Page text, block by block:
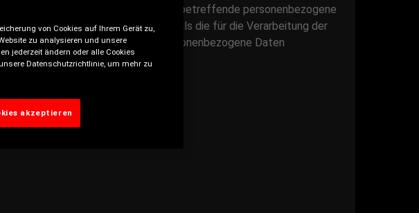
“ genannt) werden Sie betreffende personenbezogene
als Verantwortlicher, d. h. als die für die Verarbeitung der
Zwecke Sie betreffende personenbezogene Daten
Daten.
von Cookies auf Ihrem Gerät zu,
zu analysieren und unsere
jederzeit ändern oder alle Cookies
Datenschutzrichtlinie, um mehr zu
akzeptieren